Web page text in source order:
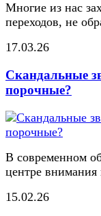
Многие из нас
переходов, не
17.03.26
Скандальные
порочные?
В современном
центре внимания
15.02.26